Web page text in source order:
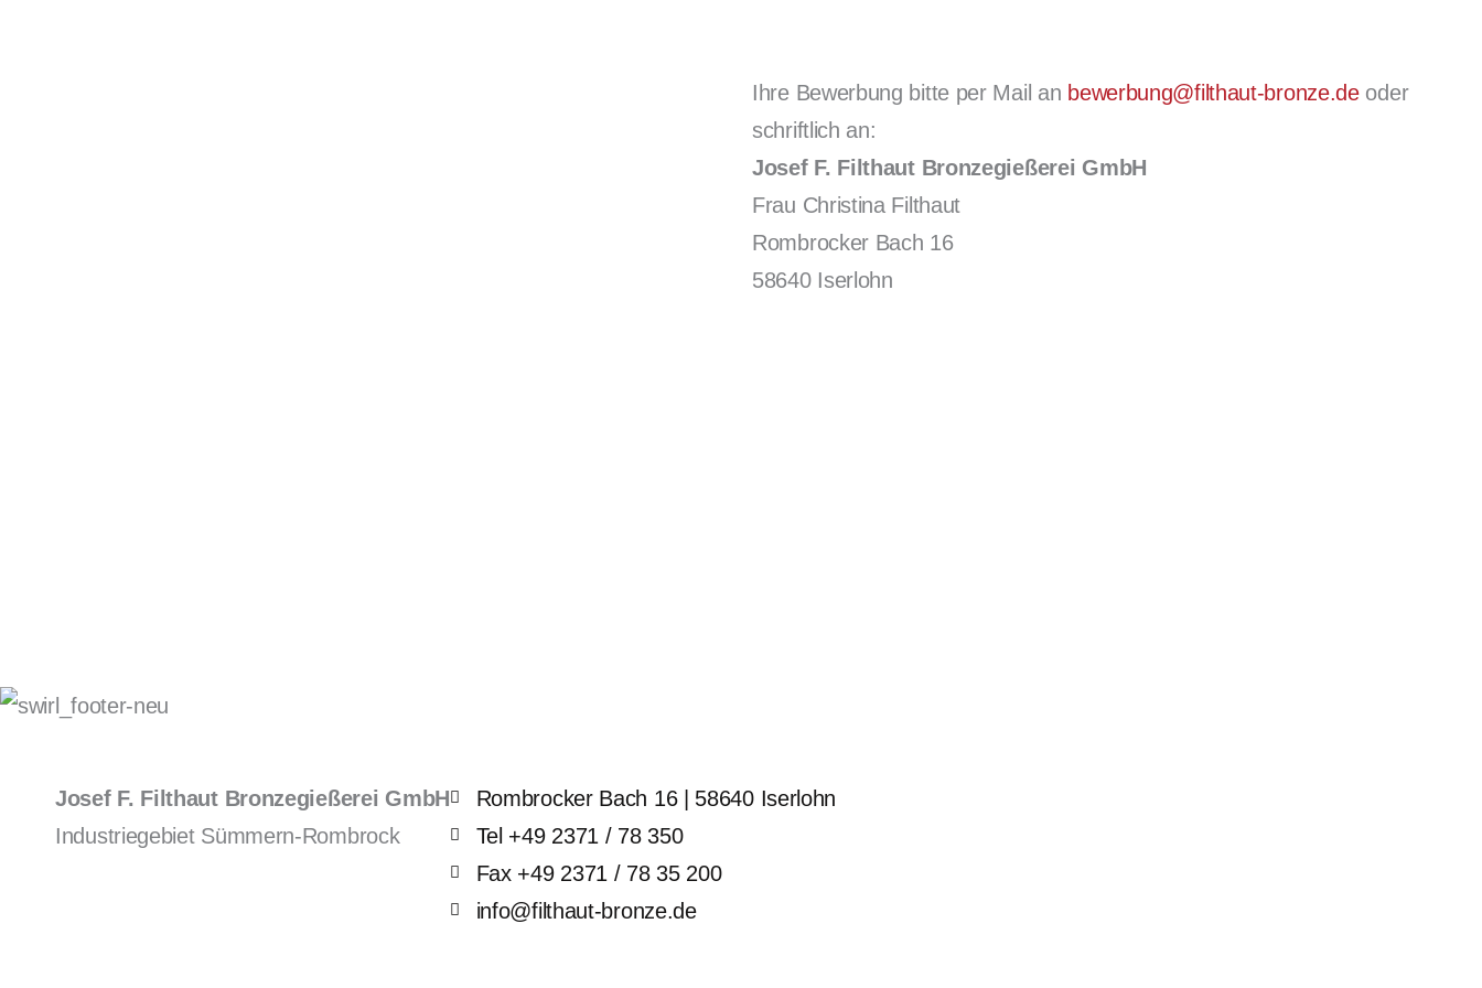
Ihre Bewerbung bitte per Mail an bewerbung@filthaut-bronze.deoder
schriftlich an:
Josef F. Filthaut Bronzegießerei GmbH
Frau Christina Filthaut
Rombrocker Bach 16
58640 Iserlohn
Josef F. Filthaut Bronzegießerei GmbH
Industriegebiet Sümmern-Rombrock
Rombrocker Bach 16 | 58640 Iserlohn
Tel +49 2371 / 78 350
Fax +49 2371 / 78 35 200
info@filthaut-bronze.de